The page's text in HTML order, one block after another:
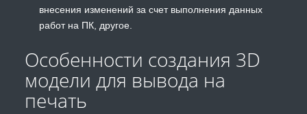
внесения изменений за счет выполнения данных
работ на ПК, другое.
Особенности создания 3D
модели для вывода на
печать